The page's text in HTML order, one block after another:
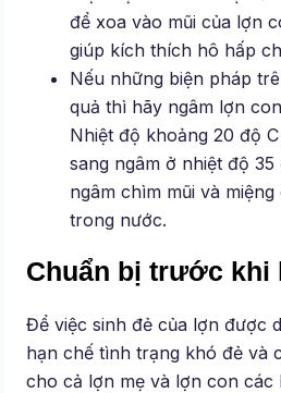
để xoa vào mũi của lợn
giúp kích thích hô hấp
Nếu những biện pháp
quả thì hãy ngâm lợn
Nhiệt độ khoảng 20 độ
sang ngâm ở nhiệt độ
ngâm chìm mũi và
trong nước.
Chuẩn bị trước khi
Để việc sinh đẻ của lợn được
hạn chế tình trạng khó đẻ và
cho cả lợn mẹ và lợn con các